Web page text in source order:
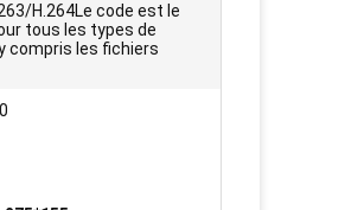
H.264Le code est le
tous les types de
compris les fichiers